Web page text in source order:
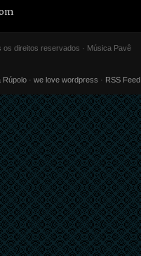
os direitos reservados · Música Pavê
Rúpolo · we love wordpress · RSS Feed